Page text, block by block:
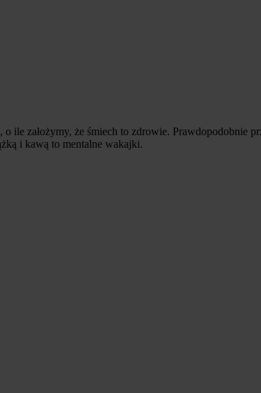
ile założymy, że śmiech to zdrowie.
i kawą to mentalne wakajki.